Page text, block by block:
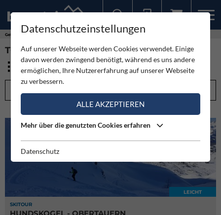
Gebirge
TOUREN - SCHLADMINGER TAUERN (25)
SKITOUR
LEICHT
Datenschutzeinstellungen
Auf unserer Webseite werden Cookies verwendet. Einige
davon werden zwingend benötigt, während es uns andere
ermöglichen, Ihre Nutzererfahrung auf unserer Webseite
zu verbessern.
ALLE AKZEPTIEREN
Mehr über die genutzten Cookies erfahren
Datenschutz